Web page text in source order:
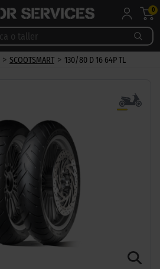
0
> SCOOTSMART > 130/80 D 16 64P TL